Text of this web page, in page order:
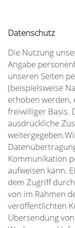
Datenschutz
Die Nutzung
Angabe
unseren Seiten
(beispielsweise
erhoben werden,
freiwilliger Basis.
ausdrückliche
Kommunikation
aufweisen kann.
dem Zugriff
von im Rahmen
veröffentlichten
Übersendung